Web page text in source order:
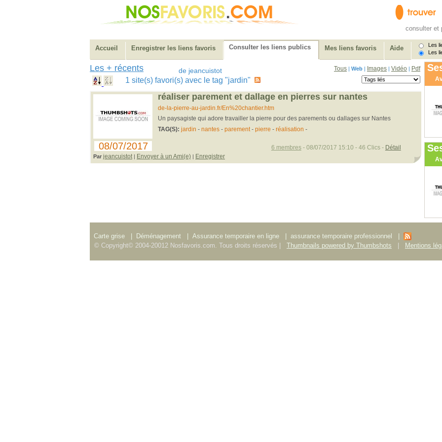
consulter et
Accueil Enregistrer les liens favoris Consulter les liens publics Mes liens favoris Aide
Les
Les
Les + récents de jeancuistot Tous | Web | Images | Vidéo | Pdf
1 site(s) favori(s) avec le tag "jardin"
08/07/2017
réaliser parement et dallage en pierres sur nantes
de-la-pierre-au-jardin.fr/En%20chantier.htm
Un paysagiste qui adore travailler la pierre pour des parements ou dallages sur Nantes
TAG(S): jardin - nantes- parement- pierre - réalisation -
Par jeancuistot | Envoyer à un Ami(e) | Enregistrer
6 membres- 08/07/2017 15:10 - 46 Clics - Détail
Carte grise Déménagement Assurance temporaire en ligne assurance temporaire professionnel
© Copyright© 2004-20012 Nosfavoris.com. Tous droits réservés |
Thumbnails powered by Thumbshots Mentions